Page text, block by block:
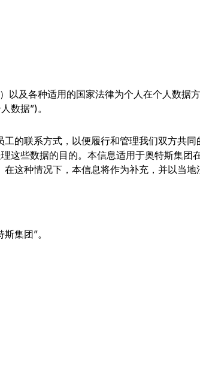
及各种适用的国家法律为个人在个人数据
数据”)。
的联系方式，以便履行和管理我们双方共同
这些数据的目的。本信息适用于奥特斯集团
这种情况下，本信息将作为补充，并以当地
集团”。